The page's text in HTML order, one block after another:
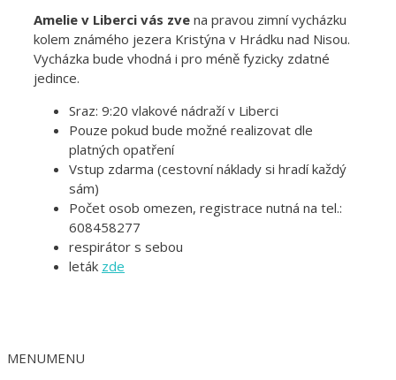
Amelie v Liberci vás zve na pravou zimní vycházku
kolem známého jezera Kristýna v Hrádku nad Nisou.
Vycházka bude vhodná i pro méně fyzicky zdatné
jedince.
Sraz: 9:20 vlakové nádraží v Liberci
Pouze pokud bude možné realizovat dle
platných opatření
Vstup zdarma (cestovní náklady si hradí každý
sám)
Počet osob omezen, registrace nutná na tel.:
608458277
respirátor s sebou
leták zde
MENUMENU